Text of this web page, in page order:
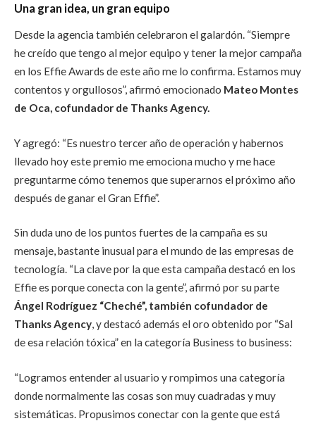
Una gran idea, un gran equipo
Desde la agencia también celebraron el galardón. “Siempre
he creído que tengo al mejor equipo y tener la mejor campaña
en los Effie Awards de este año me lo confirma. Estamos muy
contentos y orgullosos”, afirmó emocionado Mateo Montes
de Oca, cofundador de Thanks Agency.
Y agregó: “Es nuestro tercer año de operación y habernos
llevado hoy este premio me emociona mucho y me hace
preguntarme cómo tenemos que superarnos el próximo año
después de ganar el Gran Effie”.
Sin duda uno de los puntos fuertes de la campaña es su
mensaje, bastante inusual para el mundo de las empresas de
tecnología. “La clave por la que esta campaña destacó en los
Effie es porque conecta con la gente”, afirmó por su parte
Ángel Rodríguez “Cheché”, también cofundador de
Thanks Agency, y destacó además el oro obtenido por “Sal
de esa relación tóxica” en la categoría Business to business:
“Logramos entender al usuario y rompimos una categoría
donde normalmente las cosas son muy cuadradas y muy
sistemáticas. Propusimos conectar con la gente que está